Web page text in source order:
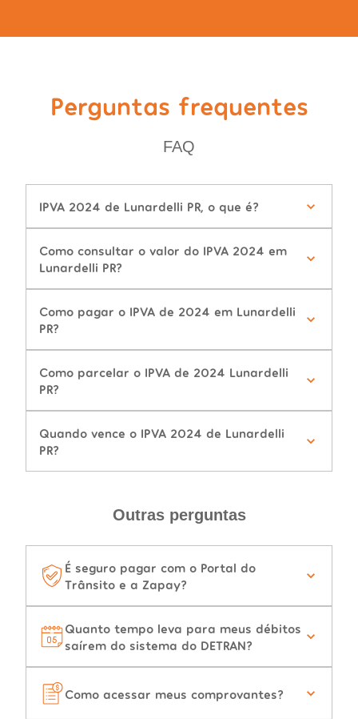
Perguntas frequentes
FAQ
IPVA 2024 de Lunardelli PR, o que é?
Como consultar o valor do IPVA 2024 em
Lunardelli PR?
Como pagar o IPVA de 2024 em Lunardelli
PR?
Como parcelar o IPVA de 2024 Lunardelli
PR?
Quando vence o IPVA 2024 de Lunardelli
PR?
Outras perguntas
É seguro pagar com o Portal do
Trânsito e a Zapay?
Quanto tempo leva para meus débitos
saírem do sistema do DETRAN?
Como acessar meus comprovantes?